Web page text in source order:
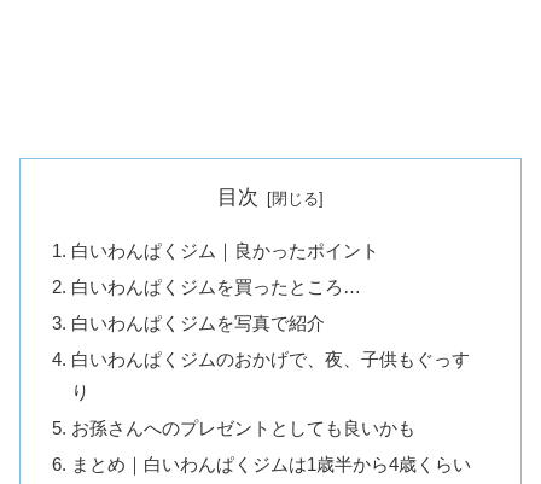
目次
白いわんぱくジム｜良かったポイント
白いわんぱくジムを買ったところ…
白いわんぱくジムを写真で紹介
白いわんぱくジムのおかげで、夜、子供もぐっす
り
お孫さんへのプレゼントとしても良いかも
まとめ｜白いわんぱくジムは1歳半から4歳くらい